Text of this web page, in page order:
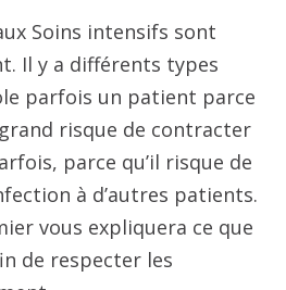
Soins intensifs sont
Il y a différents types
parfois un patient parce
risque de contracter
parce qu’il risque de
à d’autres patients.
vous expliquera ce que
de respecter les